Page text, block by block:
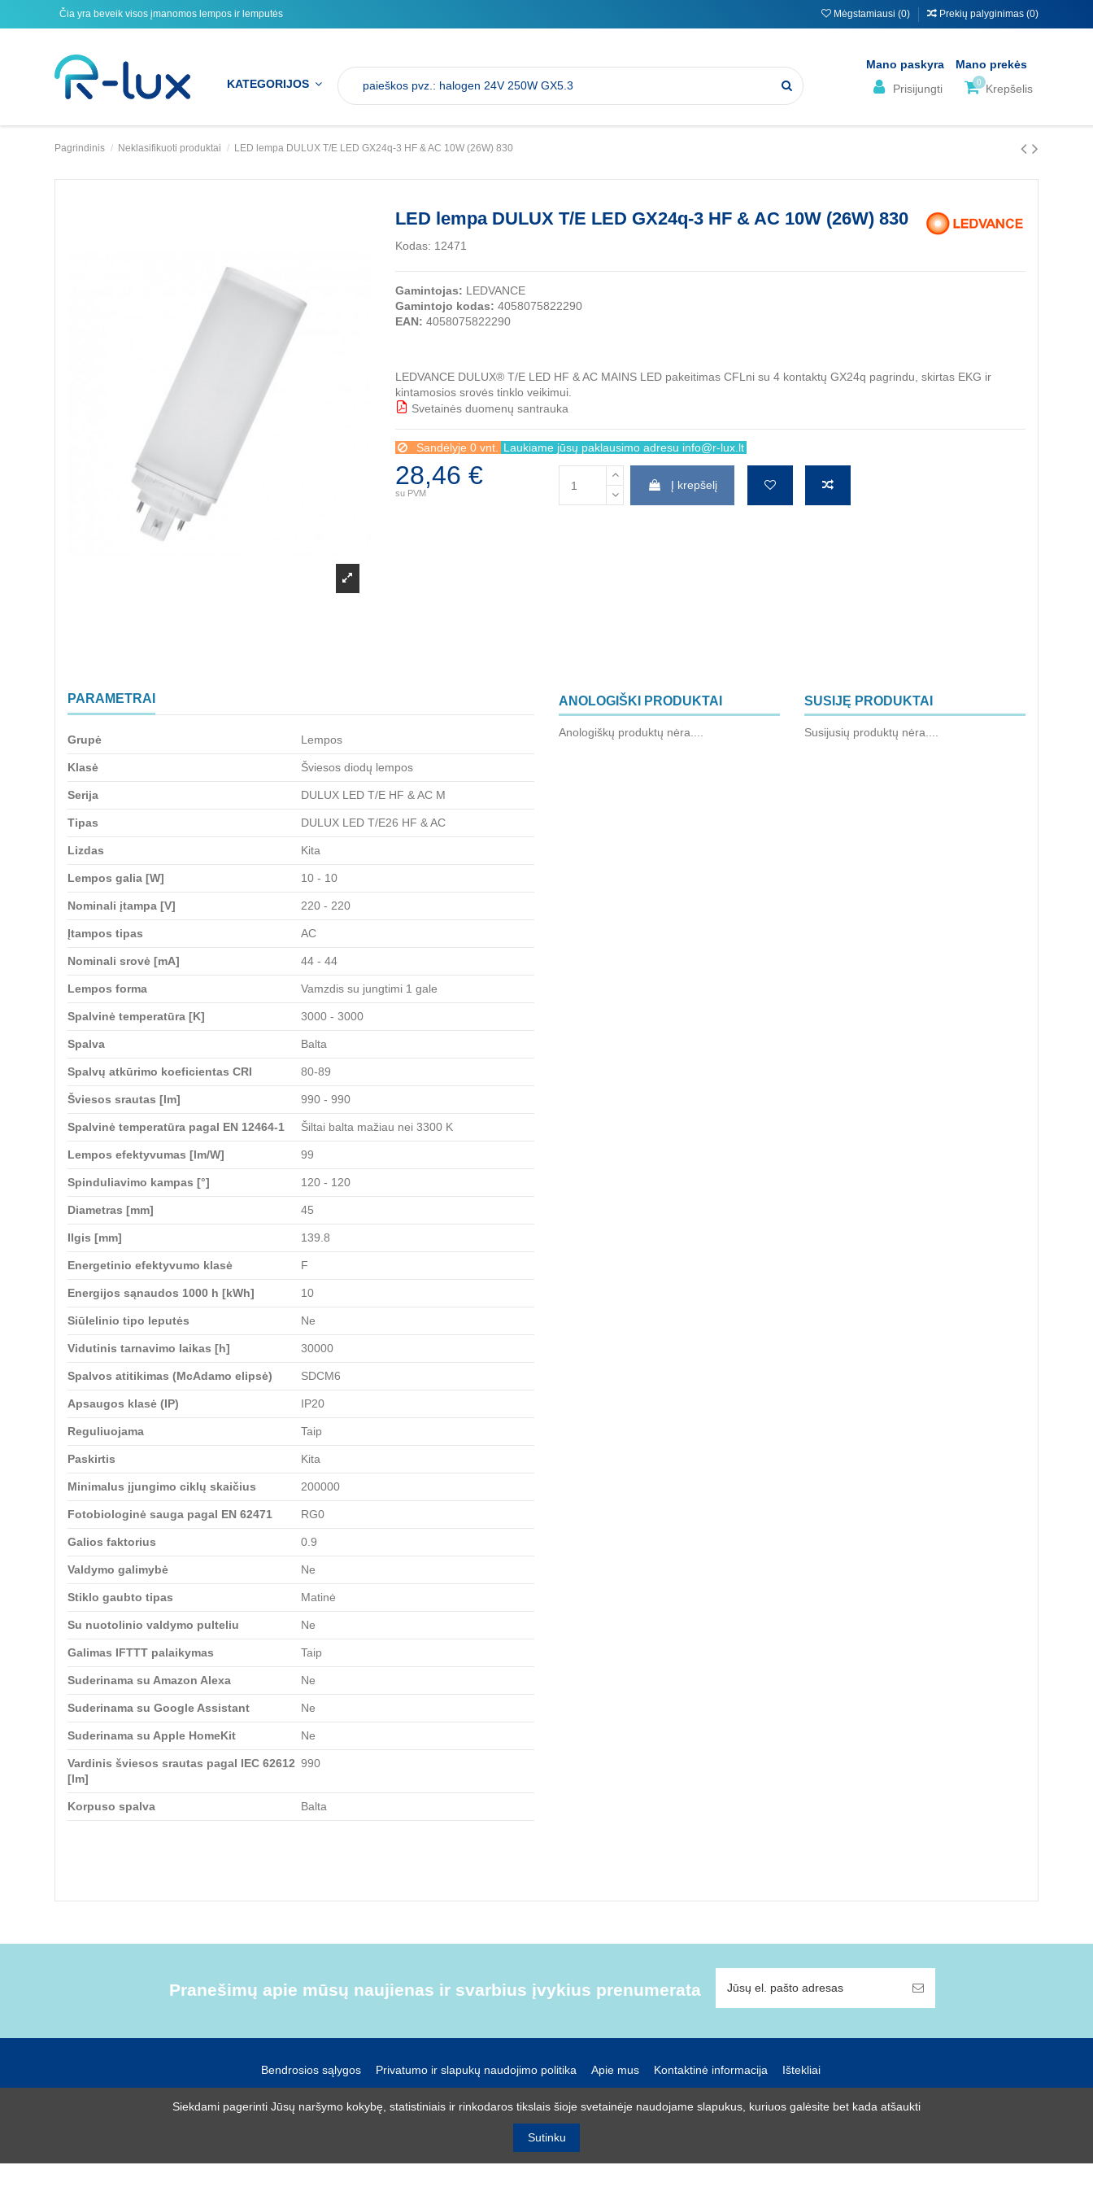
Čia yra beveik visos įmanomos lempos ir lemputės Mėgstamiausi (0) Prekių palyginimas (0)
KATEGORIJOS
Mano paskyra
Prisijungti
Mano prekės
0Krepšelis
Pagrindinis Neklasifikuoti produktai LED lempa DULUX T/E LED GX24q-3 HF & AC 10W (26W) 830
LED lempa DULUX T/E LED GX24q-3 HF & AC 10W (26W) 830
Kodas: 12471
Gamintojas: LEDVANCE
Gamintojo kodas: 4058075822290
EAN: 4058075822290
LEDVANCE DULUX® T/E LED HF & AC MAINS LED pakeitimas CFLni su 4 kontaktų GX24q pagrindu, skirtas EKG ir
kintamosios srovės tinklo veikimui.
Svetainės duomenų santrauka
Sandėlyje 0 vnt. Laukiame jūsų paklausimo adresu info@r-lux.lt
28,46 €
su PVM
Į krepšelį
PARAMETRAI
Grupė Lempos
Klasė Šviesos diodų lempos
Serija DULUX LED T/E HF & AC M
Tipas DULUX LED T/E26 HF & AC
Lizdas Kita
Lempos galia [W] 10 - 10
Nominali įtampa [V] 220 - 220
Įtampos tipas AC
Nominali srovė [mA] 44 - 44
Lempos forma Vamzdis su jungtimi 1 gale
Spalvinė temperatūra [K] 3000 - 3000
Spalva Balta
Spalvų atkūrimo koeficientas CRI 80-89
Šviesos srautas [lm] 990 - 990
Spalvinė temperatūra pagal EN 12464-1 Šiltai balta mažiau nei 3300 K
Lempos efektyvumas [lm/W] 99
Spinduliavimo kampas [°] 120 - 120
Diametras [mm] 45
Ilgis [mm] 139.8
Energetinio efektyvumo klasė F
Energijos sąnaudos 1000 h [kWh] 10
Siūlelinio tipo leputės Ne
Vidutinis tarnavimo laikas [h] 30000
Spalvos atitikimas (McAdamo elipsė) SDCM6
Apsaugos klasė (IP) IP20
Reguliuojama Taip
Paskirtis Kita
Minimalus įjungimo ciklų skaičius 200000
Fotobiologinė sauga pagal EN 62471 RG0
Galios faktorius 0.9
Valdymo galimybė Ne
Stiklo gaubto tipas Matinė
Su nuotolinio valdymo pulteliu Ne
Galimas IFTTT palaikymas Taip
Suderinama su Amazon Alexa Ne
Suderinama su Google Assistant Ne
Suderinama su Apple HomeKit Ne
Vardinis šviesos srautas pagal IEC 62612
[lm]
990
Korpuso spalva Balta
ANOLOGIŠKI PRODUKTAI
Anologiškų produktų nėra....
SUSIJĘ PRODUKTAI
Susijusių produktų nėra....
Pranešimų apie mūsų naujienas ir svarbius įvykius prenumerata
Bendrosios sąlygos Privatumo ir slapukų naudojimo politika Apie mus Kontaktinė informacija Ištekliai
UAB R-lux Kaunas +370 614 99399 info@r-lux.lt
© 2021 R-Lux
Siekdami pagerinti Jūsų naršymo kokybę, statistiniais ir rinkodaros tikslais šioje svetainėje naudojame slapukus, kuriuos galėsite bet kada atšaukti
Sutinku